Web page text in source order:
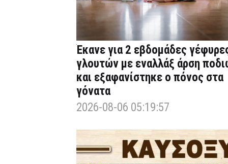
Έκανε για 2 εβδομάδες
γλουτών με εναλλάξ άρση
και εξαφανίστηκε ο πόνος στα
γόνατα
2026-08-06 05:19:57